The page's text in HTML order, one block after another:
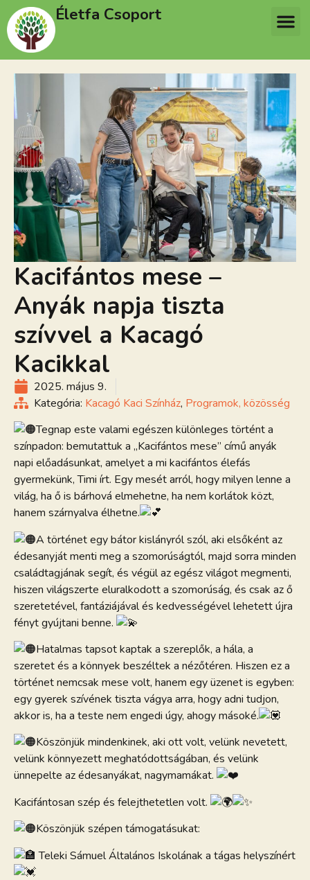
Életfa Csoport
Kacifántos mese –
Anyák napja tiszta
szívvel a Kacagó
Kacikkal
2025. május 9.
Kategória: Kacagó Kaci Színház, Programok, közösség
Tegnap este valami egészen különleges történt a
színpadon: bemutattuk a „Kacifántos mese” című anyák
napi előadásunkat, amelyet a mi kacifántos élefás
gyermekünk, Timi írt. Egy mesét arról, hogy milyen lenne a
világ, ha ő is bárhová elmehetne, ha nem korlátok közt,
hanem szárnyalva élhetne.
A történet egy bátor kislányról szól, aki elsőként az
édesanyját menti meg a szomorúságtól, majd sorra minden
családtagjának segít, és végül az egész világot megmenti,
hiszen világszerte eluralkodott a szomorúság, és csak az ő
szeretetével, fantáziájával és kedvességével lehetett újra
fényt gyújtani benne.
Hatalmas tapsot kaptak a szereplők, a hála, a
szeretet és a könnyek beszéltek a nézőtéren. Hiszen ez a
történet nemcsak mese volt, hanem egy üzenet is egyben:
egy gyerek szívének tiszta vágya arra, hogy adni tudjon,
akkor is, ha a teste nem engedi úgy, ahogy másoké.
Köszönjük mindenkinek, aki ott volt, velünk nevetett,
velünk könnyezett meghatódottságában, és velünk
ünnepelte az édesanyákat, nagymamákat.
Kacifántosan szép és felejthetetlen volt.
Köszönjük szépen támogatásukat:
Teleki Sámuel Általános Iskolának a tágas helyszínért